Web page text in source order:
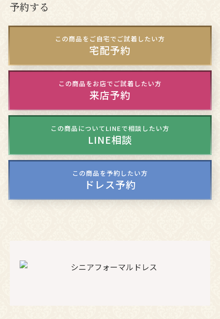
予約する
この商品をご自宅でご試着したい方
宅配予約
この商品をお店でご試着したい方
来店予約
この商品についてLINEで相談したい方
LINE相談
この商品を予約したい方
ドレス予約